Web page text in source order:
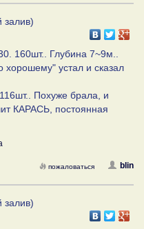
залив)
160шт.. Глубина 7~9м..
устал и сказал
Похуже брала, и
КАРАСЬ, постоянная
blin
пожаловаться
залив)